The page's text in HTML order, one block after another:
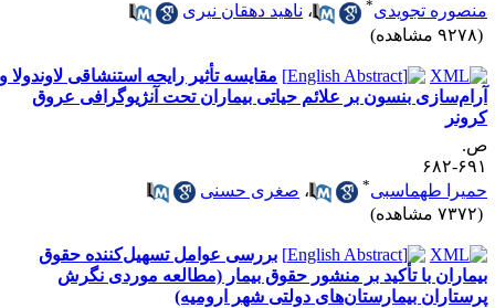
تجویدی
،ناهید دهقان نیری
مقایسه تأثیر رایحه استنشاقی لاوندولا و
بنسون بر علائم حیاتی بیماران تحت آنژیوگرافی عروق
۶۸۲
طهماسبی
،صغری حسنی
بررسی عوامل تسهیل‌کننده حقوق
با تأکید بر منشور حقوق بیمار (مطالعه موردی نگرش
بیمارستان‌های دولتی شهر ارومیه)